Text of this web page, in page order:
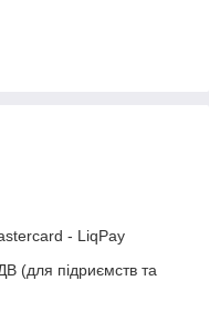
- LiqPay
(для підриємств та